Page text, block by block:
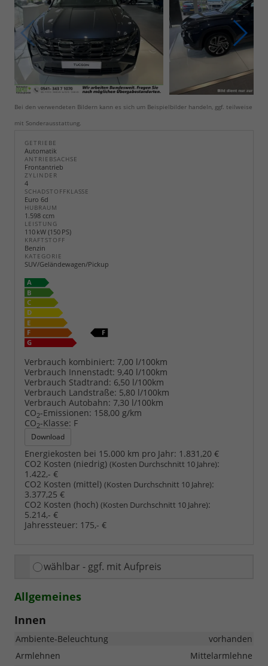
Bei den verwendeten Bildern kann es sich um Beispielbilder handeln, ggf. teilweise
mit Sonderausstattung.
GETRIEBE
Automatik
ANTRIEBSACHSE
Frontantrieb
ZYLINDER
4
SCHADSTOFFKLASSE
Euro 6d
HUBRAUM
1.598 ccm
LEISTUNG
110 kW (150 PS)
KRAFTSTOFF
Benzin
KATEGORIE
SUV/Geländewagen/Pickup
Verbrauch kombiniert: 7,00 l/100km
Verbrauch Innenstadt: 9,40 l/100km
Verbrauch Stadtrand: 6,50 l/100km
Verbrauch Landstraße: 5,80 l/100km
Verbrauch Autobahn: 7,30 l/100km
CO2-Emissionen: 158,00 g/km
CO2-Klasse: F
Download
Energiekosten bei 15.000 km pro Jahr: 1.831,20 €
CO2 Kosten (niedrig) (Kosten Durchschnitt 10 Jahre):
1.422,- €
CO2 Kosten (mittel) (Kosten Durchschnitt 10 Jahre):
3.377,25 €
CO2 Kosten (hoch) (Kosten Durchschnitt 10 Jahre):
5.214,- €
Jahressteuer: 175,- €
wählbar - ggf. mit Aufpreis
Allgemeines
Innen
Ambiente-Beleuchtung
vorhanden
Armlehnen
Mittelarmlehne